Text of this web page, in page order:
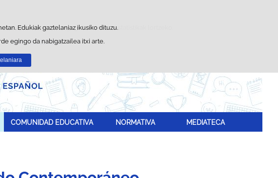
ak erabilera- eta gogobetetasun-estatistikak lortzeko.
legezko oharrean.
Edukiak gaztelaniaz ikusiko dituzu.
egingo da nabigatzailea itxi arte.
COMUNIDAD EDUCATIVA NORMATIVA MEDIATECA